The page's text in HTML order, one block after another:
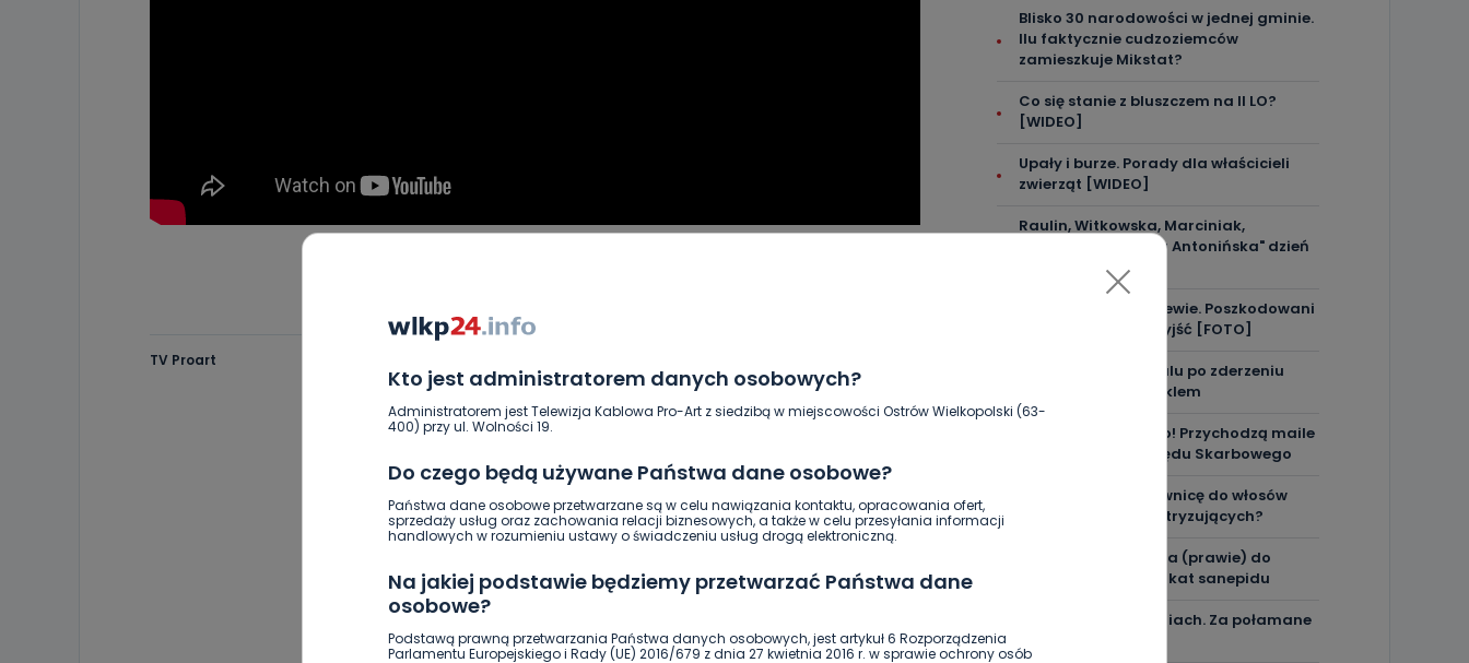
Kto jest administratorem danych osobowych?
Administratorem jest Telewizja Kablowa Pro-Art z siedzibą w miejscowości Ostrów Wielkopolski (63-
400) przy ul. Wolności 19.
Do czego będą używane Państwa dane osobowe?
Państwa dane osobowe przetwarzane są w celu nawiązania kontaktu, opracowania ofert,
sprzedaży usług oraz zachowania relacji biznesowych, a także w celu przesyłania informacji
handlowych w rozumieniu ustawy o świadczeniu usług drogą elektroniczną.
Na jakiej podstawie będziemy przetwarzać Państwa dane
osobowe?
Podstawą prawną przetwarzania Państwa danych osobowych, jest artykuł 6 Rozporządzenia
Parlamentu Europejskiego i Rady (UE) 2016/679 z dnia 27 kwietnia 2016 r. w sprawie ochrony osób
TV Proart
Blisko 30 narodowości w jednej gminie.
Ilu faktycznie cudzoziemców
zamieszkuje Mikstat?
Co się stanie z bluszczem na II LO?
[WIDEO]
Upały i burze. Porady dla właścicieli
zwierząt [WIDEO]
Raulin, Witkowska, Marciniak,
Kowalska. "Odyseja Antonińska" dzień
drugi [FOTO]
Auto rozbite na drzewie. Poszkodowani
nie mogli z niego wyjść [FOTO]
Nastolatek w szpitalu po zderzeniu
osobówki z motocyklem
Uważaj na oszustwo! Przychodzą maile
z fałszywego e-Urzędu Skarbowego
Jak wybrać prostownicę do włosów
puszących się i elektryzujących?
Jakość wody wróciła (prawie) do
normy. Jest komunikat sanepidu
Zatrzymany w Sośniach. Za połamane